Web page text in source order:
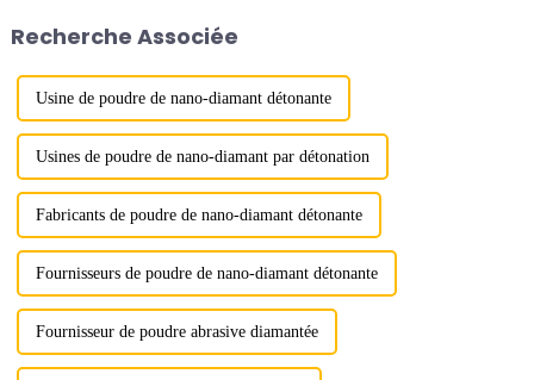
Recherche Associée
Usine de poudre de nano-diamant détonante
Usines de poudre de nano-diamant par détonation
Fabricants de poudre de nano-diamant détonante
Fournisseurs de poudre de nano-diamant détonante
Fournisseur de poudre abrasive diamantée